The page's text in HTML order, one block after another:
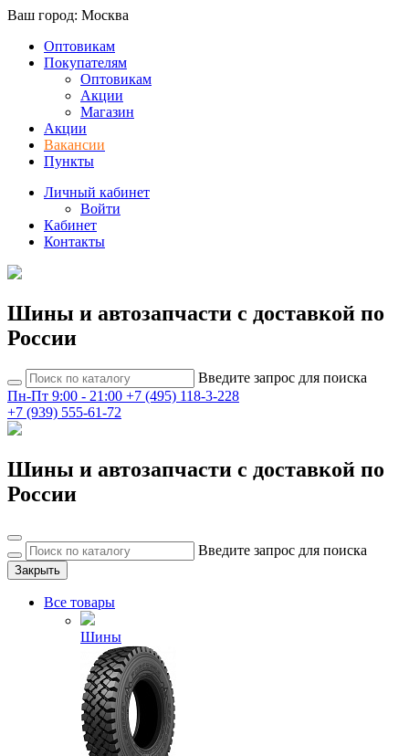
Ваш город: Москва
Оптовикам
Покупателям
Оптовикам
Акции
Магазин
Акции
Вакансии
Пункты
Личный кабинет
Войти
Кабинет
Контакты
Шины и автозапчасти с доставкой по
России
Введите запрос для поиска
Пн-Пт 9:00 - 21:00 +7 (495) 118-3-228
+7 (939) 555-61-72
Шины и автозапчасти с доставкой по
России
Введите запрос для поиска
Закрыть
Все товары
Шины